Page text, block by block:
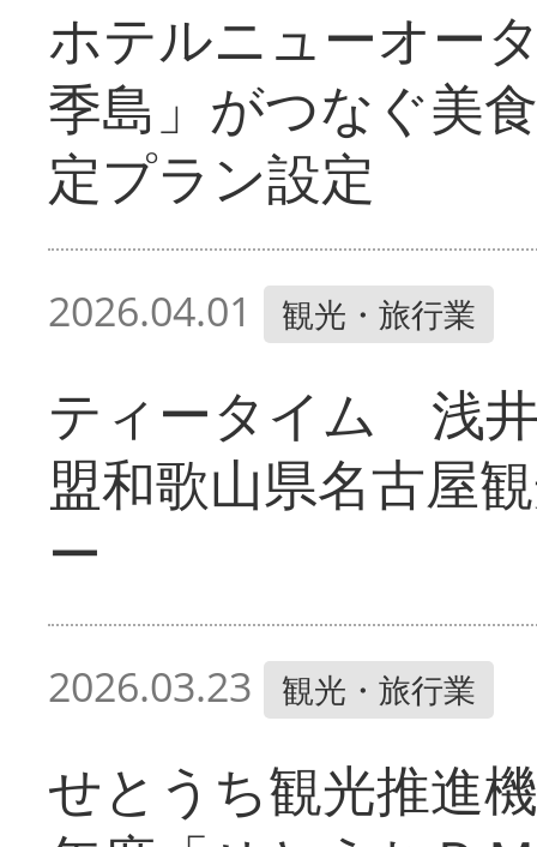
ホテルニューオー
季島」がつなぐ美
定プラン設定
2026.04.01 観光・旅行業
ティータイム 浅
盟和歌山県名古屋
ー
2026.03.23 観光・旅行業
せとうち観光推進